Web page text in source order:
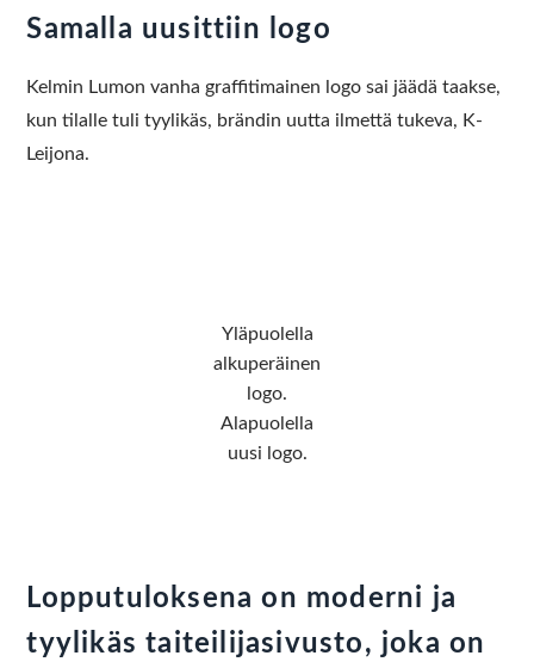
Samalla uusittiin logo
Kelmin Lumon vanha graffitimainen logo sai jäädä taakse,
kun tilalle tuli tyylikäs, brändin uutta ilmettä tukeva, K-
Leijona.
Yläpuolella
alkuperäinen
logo.
Alapuolella
uusi logo.
Lopputuloksena on moderni ja
tyylikäs taiteilijasivusto, joka on